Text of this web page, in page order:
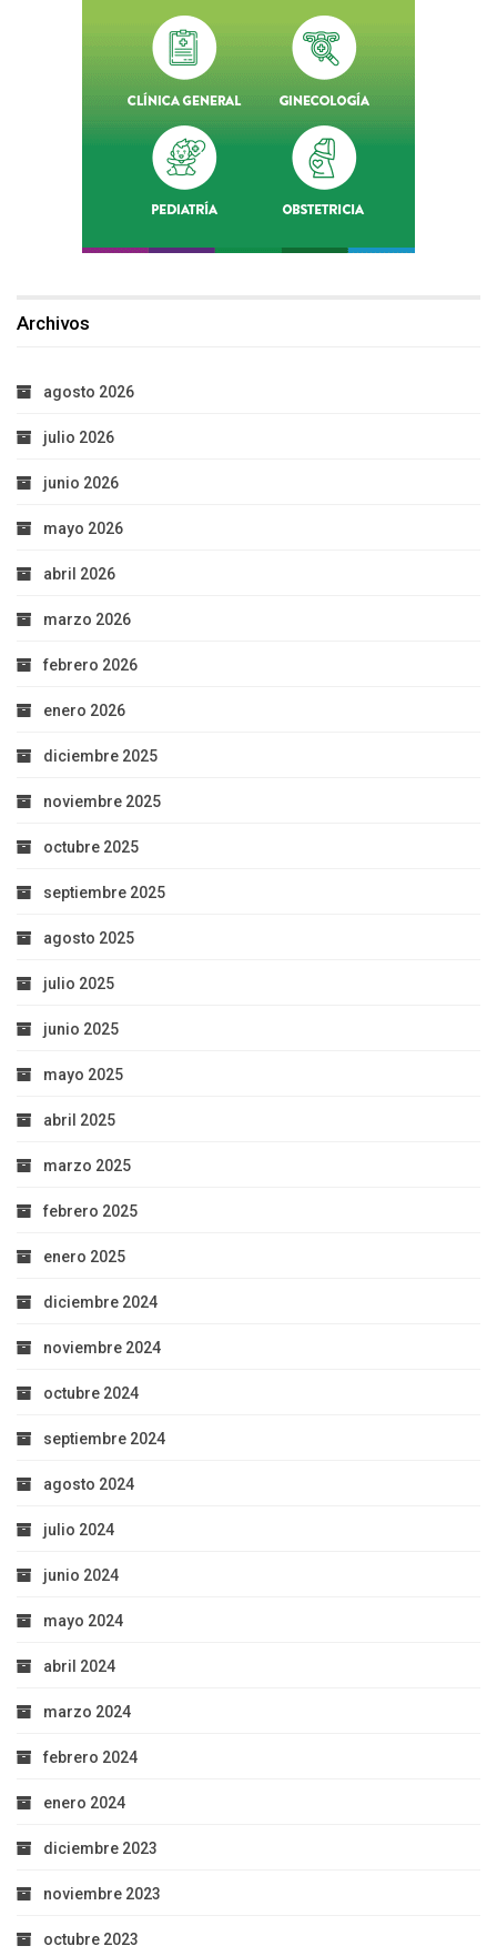
Archivos
agosto 2026
julio 2026
junio 2026
mayo 2026
abril 2026
marzo 2026
febrero 2026
enero 2026
diciembre 2025
noviembre 2025
octubre 2025
septiembre 2025
agosto 2025
julio 2025
junio 2025
mayo 2025
abril 2025
marzo 2025
febrero 2025
enero 2025
diciembre 2024
noviembre 2024
octubre 2024
septiembre 2024
agosto 2024
julio 2024
junio 2024
mayo 2024
abril 2024
marzo 2024
febrero 2024
enero 2024
diciembre 2023
noviembre 2023
octubre 2023